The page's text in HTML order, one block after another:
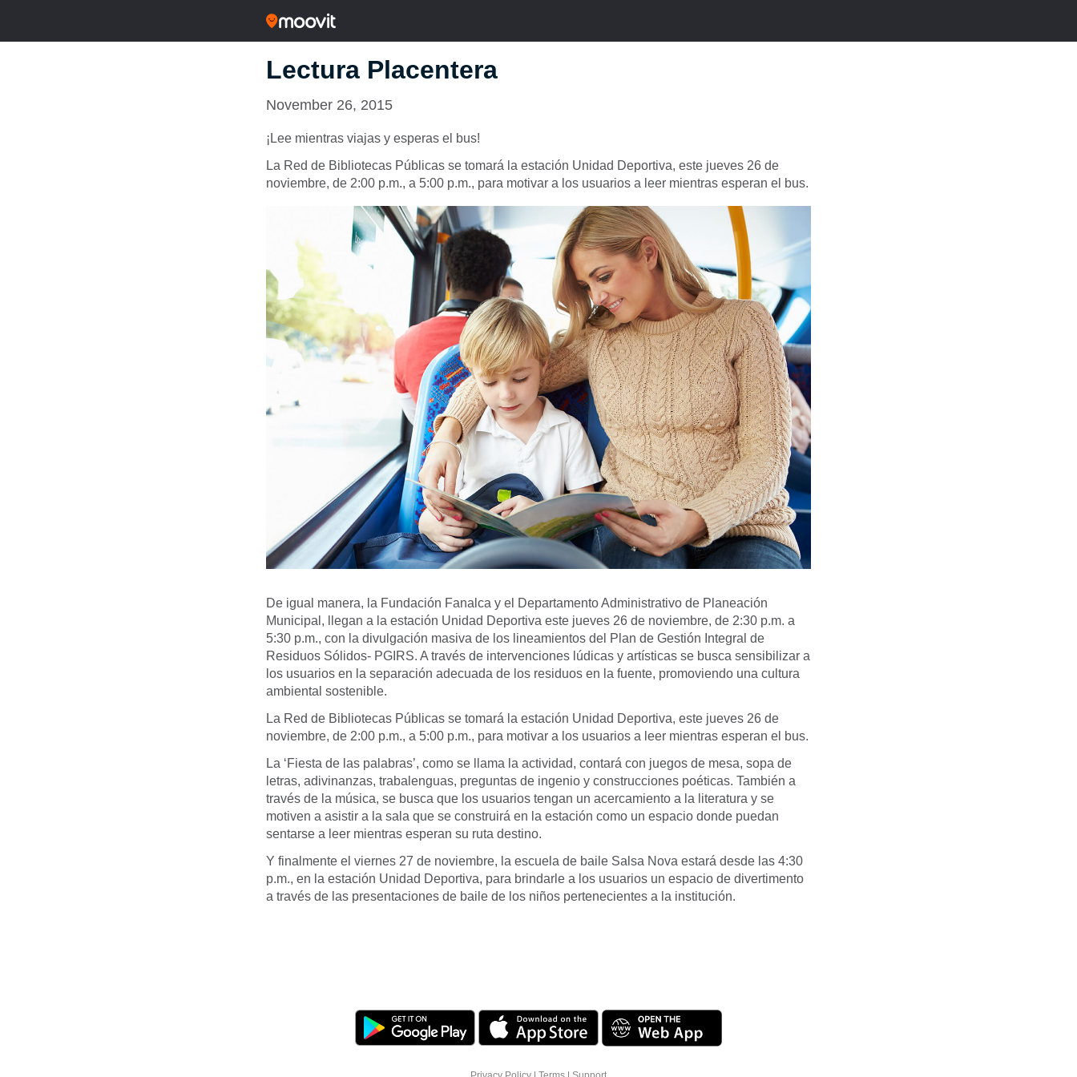
Lectura Placentera
November 26, 2015
¡Lee mientras viajas y esperas el bus!
La Red de Bibliotecas Públicas se tomará la estación Unidad Deportiva, este jueves 26 de
noviembre, de 2:00 p.m., a 5:00 p.m., para motivar a los usuarios a leer mientras esperan el bus.
De igual manera, la Fundación Fanalca y el Departamento Administrativo de Planeación
Municipal, llegan a la estación Unidad Deportiva este jueves 26 de noviembre, de 2:30 p.m. a
5:30 p.m., con la divulgación masiva de los lineamientos del Plan de Gestión Integral de
Residuos Sólidos- PGIRS. A través de intervenciones lúdicas y artísticas se busca sensibilizar a
los usuarios en la separación adecuada de los residuos en la fuente, promoviendo una cultura
ambiental sostenible.
La Red de Bibliotecas Públicas se tomará la estación Unidad Deportiva, este jueves 26 de
noviembre, de 2:00 p.m., a 5:00 p.m., para motivar a los usuarios a leer mientras esperan el bus.
La ‘Fiesta de las palabras’, como se llama la actividad, contará con juegos de mesa, sopa de
letras, adivinanzas, trabalenguas, preguntas de ingenio y construcciones poéticas. También a
través de la música, se busca que los usuarios tengan un acercamiento a la literatura y se
motiven a asistir a la sala que se construirá en la estación como un espacio donde puedan
sentarse a leer mientras esperan su ruta destino.
Y finalmente el viernes 27 de noviembre, la escuela de baile Salsa Nova estará desde las 4:30
p.m., en la estación Unidad Deportiva, para brindarle a los usuarios un espacio de divertimento
a través de las presentaciones de baile de los niños pertenecientes a la institución.